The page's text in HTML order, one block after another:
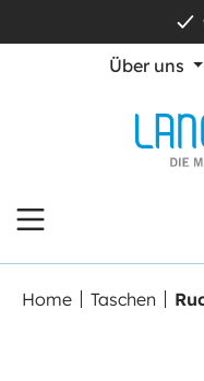
Über uns
Home Taschen